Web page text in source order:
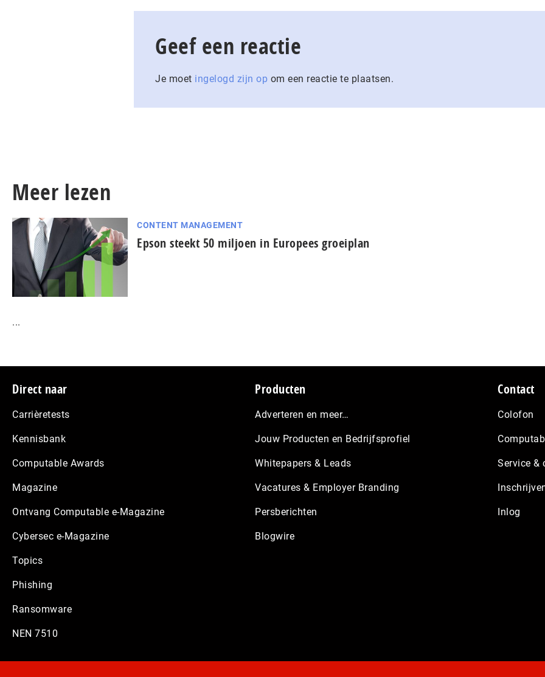
Geef een reactie
Je moet ingelogd zijn op om een reactie te plaatsen.
Meer lezen
CONTENT MANAGEMENT
Epson steekt 50 miljoen in Europees groeiplan
...
Footer
Direct naar
Carrièretests
Kennisbank
Computable Awards
Magazine
Ontvang Computable e-Magazine
Cybersec e-Magazine
Topics
Phishing
Ransomware
NEN 7510
Producten
Adverteren en meer…
Jouw Producten en Bedrijfsprofiel
Whitepapers & Leads
Vacatures & Employer Branding
Persberichten
Blogwire
Contact
Colofon
Service &
Inlog